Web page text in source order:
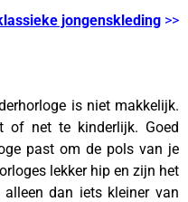
jongenskleding >>
is niet makkelijk.
of net te kinderlijk. Goed
past om de pols van je
lekker hip en zijn het
dan iets kleiner van